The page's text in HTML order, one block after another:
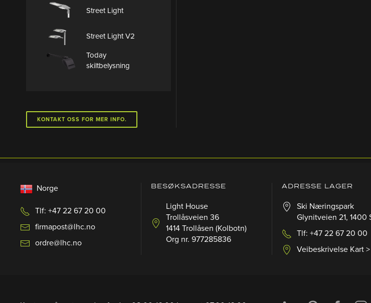
Street Light
Street Light V2
Today
skiltbelysning
KONTAKT OSS FOR MER INFO.
Norge
Tlf: +47 22 67 20 00
firmapost@lhc.no
ordre@lhc.no
BESØKSADRESSE
Light House
Trollåsveien 36
1414 Trollåsen (Kolbotn)
Org nr. 977285836
ADRESSE LAGER
Ski Næringspark
Glynitveien 21, 1400
Tlf: +47 22 67 20 00
Veibeskrivelse Kart >